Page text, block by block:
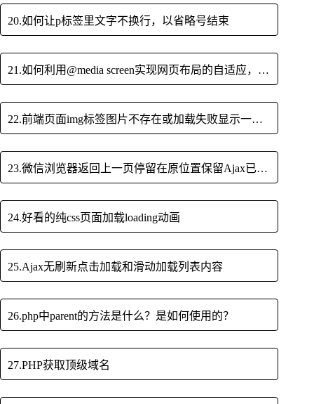
20.如何让p标签里文字不换行，以省略号结束
21.如何利用@media screen实现网页布局的自适应，即响应式布局
22.前端页面img标签图片不存在或加载失败显示一张自定义图片
23.微信浏览器返回上一页停留在原位置保留Ajax已加载数据
24.好看的纯css页面加载loading动画
25.Ajax无刷新点击加载和滑动加载列表内容
26.php中parent的方法是什么？是如何使用的？
27.PHP获取顶级域名